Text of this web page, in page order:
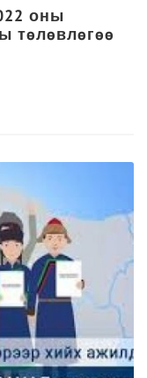
оны
төлөвлөгөө